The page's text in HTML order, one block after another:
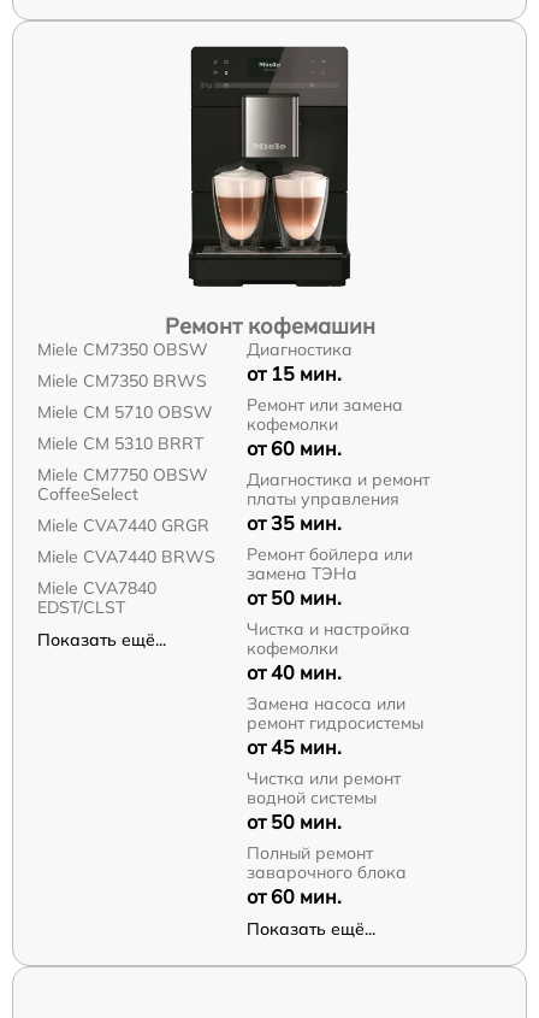
Ремонт кофемашин
Miele CM7350 OBSW
Miele CM7350 BRWS
Miele CM 5710 OBSW
Miele CM 5310 BRRT
Miele CM7750 OBSW
CoffeeSelect
Miele CVA7440 GRGR
Miele CVA7440 BRWS
Miele CVA7840
EDST/CLST
Показать ещё...
Диагностика
от 15 мин.
Ремонт или замена
кофемолки
от 60 мин.
Диагностика и ремонт
платы управления
от 35 мин.
Ремонт бойлера или
замена ТЭНа
от 50 мин.
Чистка и настройка
кофемолки
от 40 мин.
Замена насоса или
ремонт гидросистемы
от 45 мин.
Чистка или ремонт
водной системы
от 50 мин.
Полный ремонт
заварочного блока
от 60 мин.
Показать ещё...